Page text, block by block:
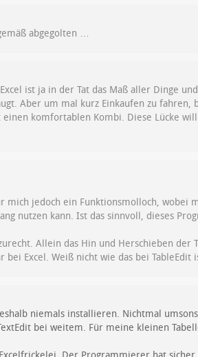
abgegolten …
ist ja in der Tat das Maß aller Dinge
Aber um mal kurz Einkaufen zu fahren,
komfortablen Kombi. Diese Lücke will
mich jedoch ein Funktionsmolloch, wobei
nutzen kann. Ist das sinnvoll, dieses
Allein das Hin und Herschieben der
Excel. Weiß nicht wie das bei TableEdit
niemals installieren. Nichtmal
bei weitem. Für meine kleinen